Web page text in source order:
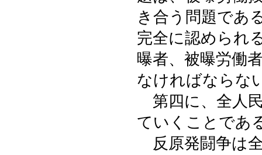
き合う問題であ
完全に認められ
曝者、被曝労働
なければならな
第四に、全人
ていくことであ
反原発闘争は